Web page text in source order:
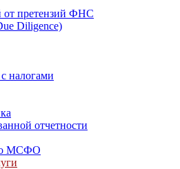
от претензий ФНС
Diligence)
налогами
отчетности
МСФО